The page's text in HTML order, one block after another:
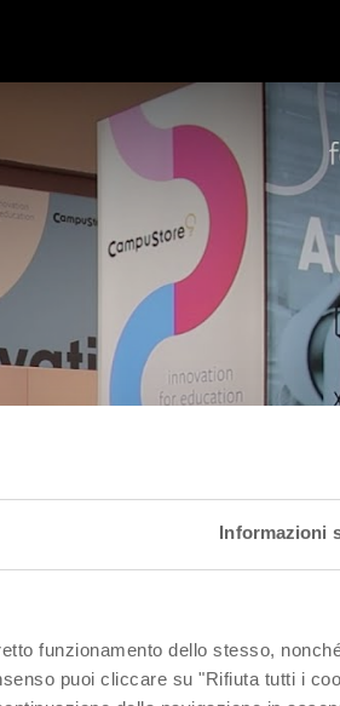
Informazioni
funzionamento dello stesso,
puoi cliccare su "Rifiuta tutti i